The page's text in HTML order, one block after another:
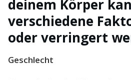
deinem Körper
verschiedene
oder verringert
Geschlecht